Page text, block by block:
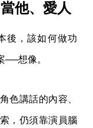
他、愛人
後，該如何做功
──想像。
色講話的內容、
，仍須靠演員腦